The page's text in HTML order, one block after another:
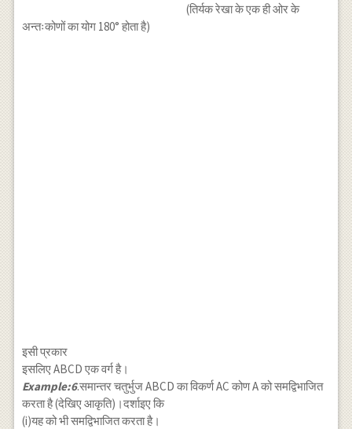
(तिर्यक रेखा के एक ही ओर के
अन्तःकोणों का योग 180° होता है)
इसी प्रकार
इसलिए ABCD एक वर्ग है।
Example:6.समान्तर चतुर्भुज ABCD का विकर्ण AC कोण A को समद्विभाजित
करता है (देखिए आकृति)।दर्शाइए कि
(i)यह को भी समद्विभाजित करता है।